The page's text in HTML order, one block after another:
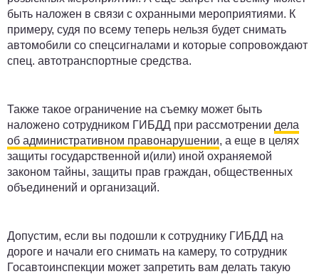
быть наложен в связи с охранными мероприятиями. К
примеру, судя по всему теперь нельзя будет снимать
автомобили со спецсигналами и которые сопровождают
спец. автотранспортные средства.
Также такое ограничение на съемку может быть
наложено сотрудником ГИБДД при рассмотрении дела
об административном правонарушении, а еще в целях
защиты государственной и(или) иной охраняемой
законом тайны, защиты прав граждан, общественных
объединений и организаций.
Допустим, если вы подошли к сотруднику ГИБДД на
дороге и начали его снимать на камеру, то сотрудник
Госавтоинспекции может запретить вам делать такую